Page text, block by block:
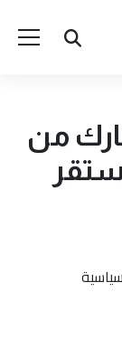
من
سياسية